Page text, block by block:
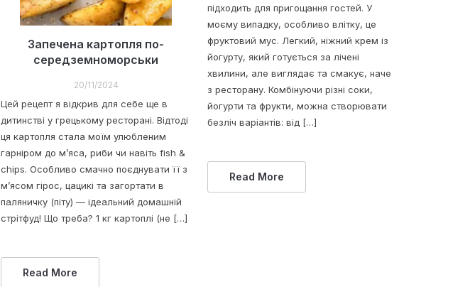
Запечена картопля по-
середземноморськи
20/11/2024
Цей рецепт я відкрив для себе ще в
дитинстві у грецькому ресторані. Відтоді
ця картопля стала моїм улюбленим
гарніром до м’яса, риби чи навіть fish &
chips. Особливо смачно поєднувати її з
м’ясом гірос, цацикі та загортати в
паляничку (піту) — ідеальний домашній
стрітфуд! Що треба? 1 кг картоплі (не […]
Read More
підходить для пригощання гостей. У
моєму випадку, особливо влітку, це
фруктовий мус. Легкий, ніжний крем із
йогурту, який готується за лічені
хвилини, але виглядає та смакує, наче
з ресторану. Комбінуючи різні соки,
йогурти та фрукти, можна створювати
безліч варіантів: від […]
Read More